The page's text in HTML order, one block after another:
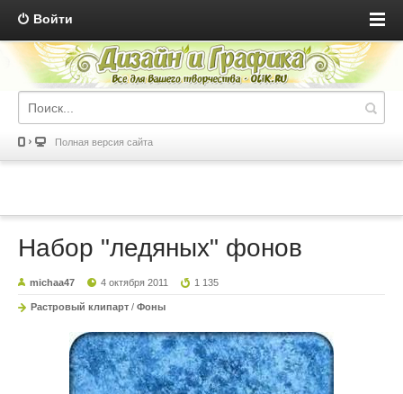
Войти
Полная версия сайта
Набор "ледяных" фонов
michaa47 4 октября 2011 1 135
Растровый клипарт / Фоны